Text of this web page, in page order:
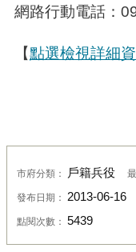
網路行動電話：
【點選檢視詳細
市府分類： 戶籍兵役
發布日期： 2013-06-16
點閱次數： 5439